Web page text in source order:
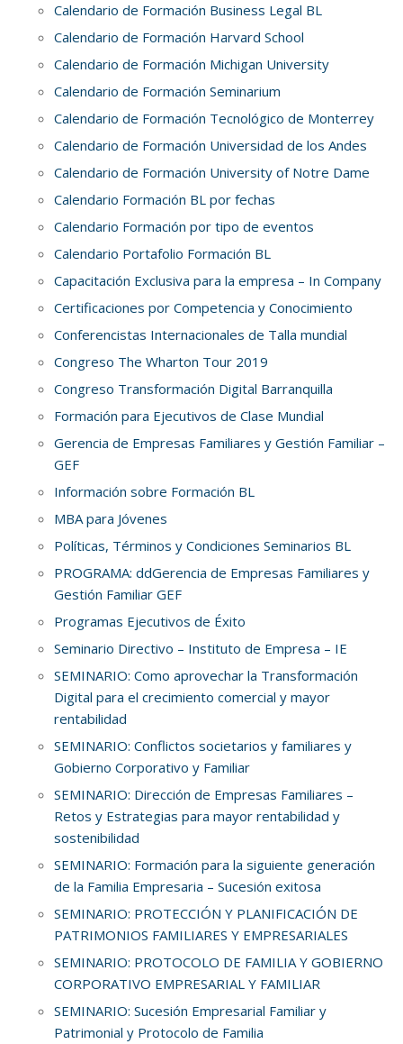
Calendario de Formación Business Legal BL
Calendario de Formación Harvard School
Calendario de Formación Michigan University
Calendario de Formación Seminarium
Calendario de Formación Tecnológico de Monterrey
Calendario de Formación Universidad de los Andes
Calendario de Formación University of Notre Dame
Calendario Formación BL por fechas
Calendario Formación por tipo de eventos
Calendario Portafolio Formación BL
Capacitación Exclusiva para la empresa – In Company
Certificaciones por Competencia y Conocimiento
Conferencistas Internacionales de Talla mundial
Congreso The Wharton Tour 2019
Congreso Transformación Digital Barranquilla
Formación para Ejecutivos de Clase Mundial
Gerencia de Empresas Familiares y Gestión Familiar –
GEF
Información sobre Formación BL
MBA para Jóvenes
Políticas, Términos y Condiciones Seminarios BL
PROGRAMA: ddGerencia de Empresas Familiares y
Gestión Familiar GEF
Programas Ejecutivos de Éxito
Seminario Directivo – Instituto de Empresa – IE
SEMINARIO: Como aprovechar la Transformación
Digital para el crecimiento comercial y mayor
rentabilidad
SEMINARIO: Conflictos societarios y familiares y
Gobierno Corporativo y Familiar
SEMINARIO: Dirección de Empresas Familiares –
Retos y Estrategias para mayor rentabilidad y
sostenibilidad
SEMINARIO: Formación para la siguiente generación
de la Familia Empresaria – Sucesión exitosa
SEMINARIO: PROTECCIÓN Y PLANIFICACIÓN DE
PATRIMONIOS FAMILIARES Y EMPRESARIALES
SEMINARIO: PROTOCOLO DE FAMILIA Y GOBIERNO
CORPORATIVO EMPRESARIAL Y FAMILIAR
SEMINARIO: Sucesión Empresarial Familiar y
Patrimonial y Protocolo de Familia